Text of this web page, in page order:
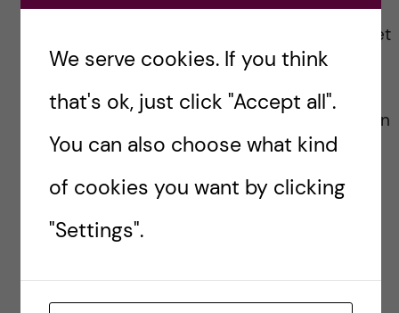
vi hade genomfört evenemanget
som planerat, kritik om vi bara
hade genomfört det digitalt utan
Relativt många är också själva
We serve cookies. If you think
that's ok, just click "Accept all".
You can also choose what kind
of cookies you want by clicking
"Settings".